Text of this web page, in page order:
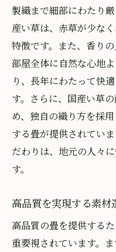
製織まで細部にわたり
産い草は、赤草が少な
特徴です。また、香り
部屋全体に自然な心地
り、長年にわたって快
す。さらに、国産い草
め、独自の織り方を採
する畳が提供されてい
だわりは、地元の人々
す。
高品質を実現する素材
高品質の畳を提供する
重要視されています。